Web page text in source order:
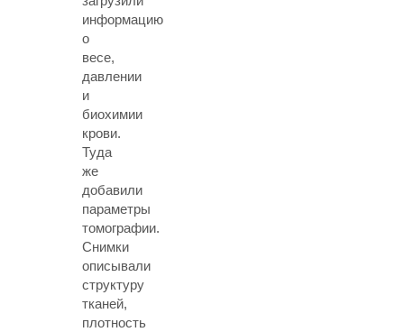
информацию
о
весе,
давлении
и
биохимии
крови.
Туда
же
добавили
параметры
томографии.
Снимки
описывали
структуру
тканей,
плотность